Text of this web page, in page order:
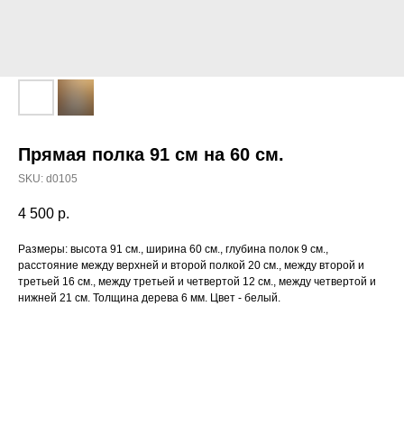
Прямая полка 91 см на 60 см.
SKU: d0105
4 500 р.
Размеры: высота 91 см., ширина 60 см., глубина полок 9 см.,
расстояние между верхней и второй полкой 20 см., между второй и
третьей 16 см., между третьей и четвертой 12 см., между четвертой и
нижней 21 см. Толщина дерева 6 мм. Цвет - белый.